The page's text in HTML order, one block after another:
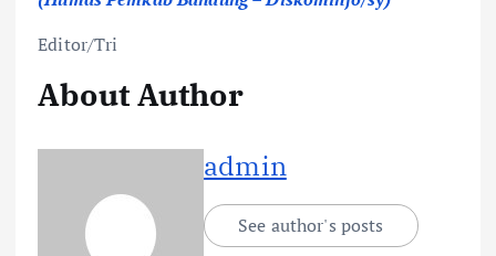
Editor/Tri
About Author
admin
See author's posts